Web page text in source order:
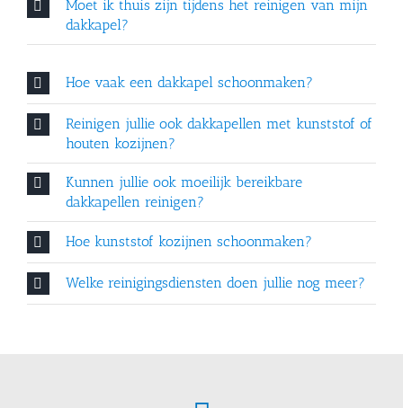
Moet ik thuis zijn tijdens het reinigen van mijn
dakkapel?
Hoe vaak een dakkapel schoonmaken?
Reinigen jullie ook dakkapellen met kunststof of
houten kozijnen?
Kunnen jullie ook moeilijk bereikbare
dakkapellen reinigen?
Hoe kunststof kozijnen schoonmaken?
Welke reinigingsdiensten doen jullie nog meer?